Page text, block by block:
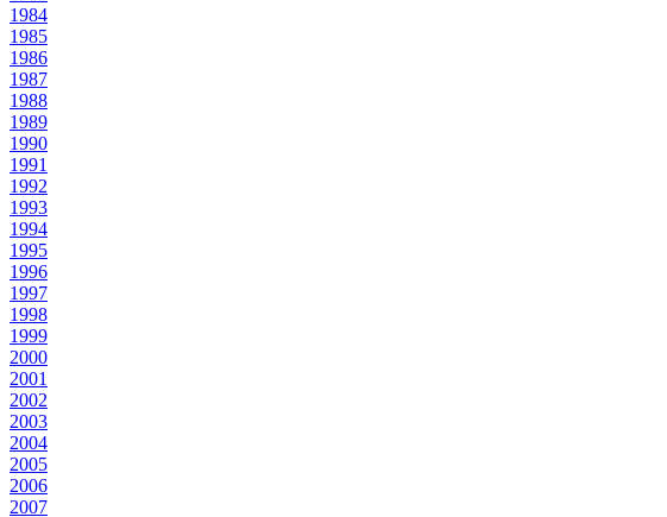
1984
1985
1986
1987
1988
1989
1990
1991
1992
1993
1994
1995
1996
1997
1998
1999
2000
2001
2002
2003
2004
2005
2006
2007